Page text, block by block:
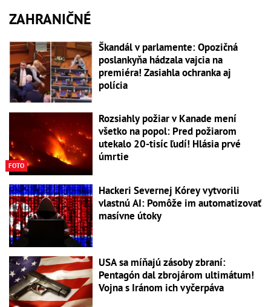
ZAHRANIČNÉ
Škandál v parlamente: Opozičná
poslankyňa hádzala vajcia na
premiéra! Zasiahla ochranka aj
polícia
FOTO
Rozsiahly požiar v Kanade mení
všetko na popol: Pred požiarom
utekalo 20-tisíc ľudí! Hlásia prvé
úmrtie
Hackeri Severnej Kórey vytvorili
vlastnú AI: Pomôže im automatizovať
masívne útoky
USA sa míňajú zásoby zbraní:
Pentagón dal zbrojárom ultimátum!
Vojna s Iránom ich vyčerpáva